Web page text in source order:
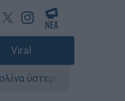
Viral
πυροβολισμούς: